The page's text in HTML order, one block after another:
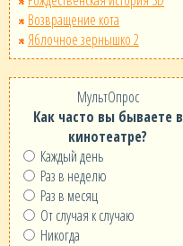
Возвращение кота
Яблочное зернышко 2
МультОпрос
Как часто вы бываете в
кинотеатре?
Каждый день
Раз в неделю
Раз в месяц
От случая к случаю
Никогда